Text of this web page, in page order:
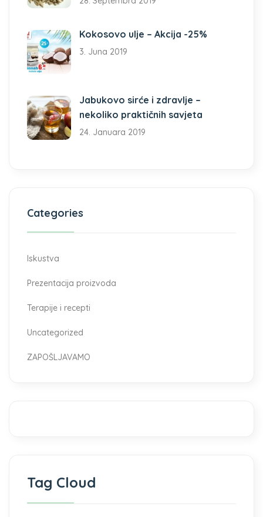
Kokosovo ulje – Akcija -25%
3. Juna 2019
Jabukovo sirće i zdravlje –
nekoliko praktičnih savjeta
24. Januara 2019
Categories
Iskustva
Prezentacija proizvoda
Terapije i recepti
Uncategorized
ZAPOŠLJAVAMO
Tag Cloud